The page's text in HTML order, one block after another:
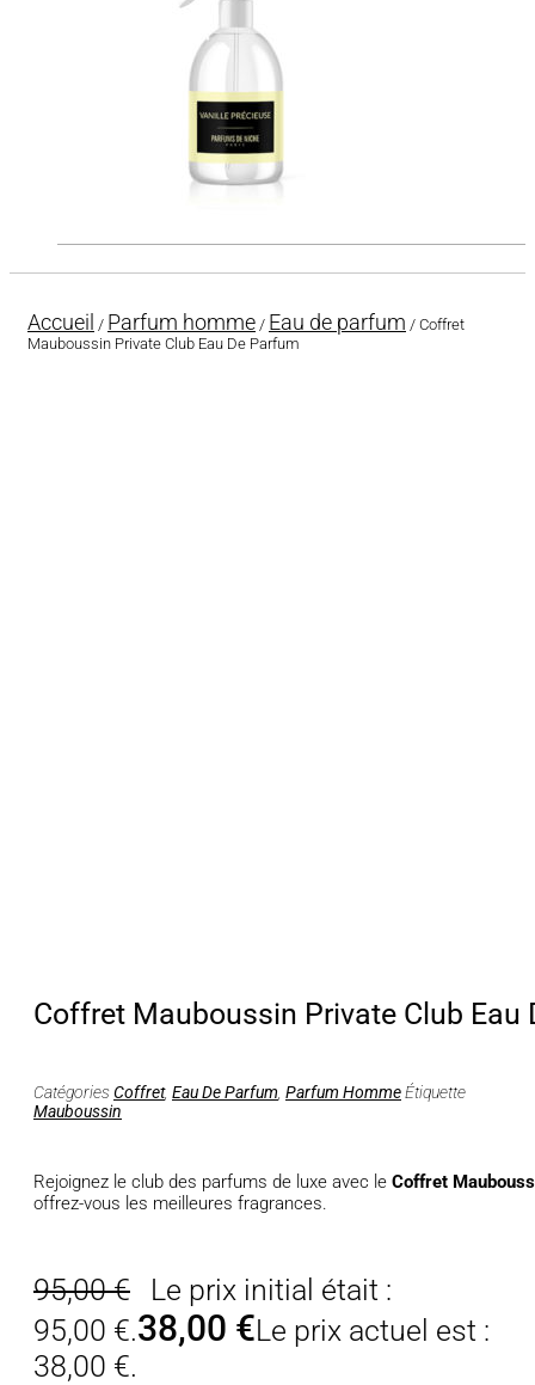
Accueil / Parfum homme / Eau de parfum / Coffret
Mauboussin Private Club Eau De Parfum
Coffret Mauboussin Private Club Eau
CatégoriesCoffret, Eau De Parfum Parfum HommeÉtiquette
Mauboussin
Rejoignez le club des parfums de luxe avec le Coffret
offrez-vous les meilleures fragrances.
95,00€
Le prix initial était :
95,00 €.38,00 €Le prix actuel est :
38,00 €.